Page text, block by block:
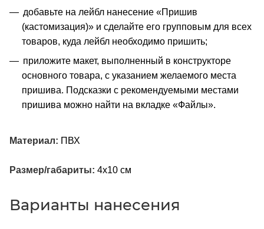
добавьте на лейбл нанесение «Пришив
(кастомизация)» и сделайте его групповым для всех
товаров, куда лейбл необходимо пришить;
приложите макет, выполненный в конструкторе
основного товара, с указанием желаемого места
пришива. Подсказки с рекомендуемыми местами
пришива можно найти на вкладке «Файлы».
Материал: ПВХ
Размер/габариты: 4х10 см
Варианты нанесения